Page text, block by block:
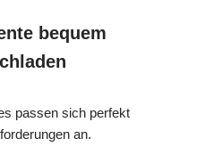
bequem
passen sich perfekt
an.